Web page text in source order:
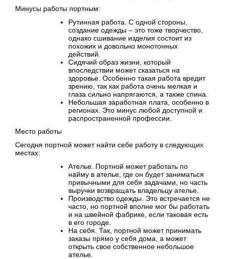
Минусы работы портным:
Рутинная работа. С одной стороны,
создание одежды – это тоже творчество,
однако сшивание изделия состоит из
похожих и довольно монотонных
действий.
Сидячий образ жизни, который
впоследствии может сказаться на
здоровье. Особенно такая работа вредит
зрению, так как работа очень мелкая и
глаза сильно напрягаются, а также спина.
Небольшая заработная плата, особенно в
регионах. Это минус любой доступной и
распространенной профессии.
Место работы
Сегодня портной может найти себе работу в следующих
местах:
Ателье. Портной может работать по
найму в ателье, где он будет заниматься
привычными для себя задачами, но часть
выручки возвращать владельцу ателье.
Производство одежды. Это встречается не
часто, но портной вполне мог бы работать
и на швейной фабрике, если таковая есть
в его городе.
На себя. Так, портной может принимать
заказы прямо у себя дома, а может
открыть свое собственное небольшое
ателье.